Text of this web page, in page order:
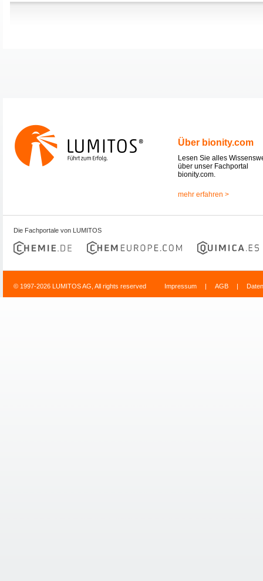
Über bionity.com
Lesen Sie alles
über unser Fachportal
bionity.com.
mehr erfahren >
Die Fachportale von LUMITOS
© 1997-2026 LUMITOS AG, All rights reserved Impressum | AGB |